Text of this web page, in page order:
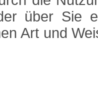
über Sie
Art und